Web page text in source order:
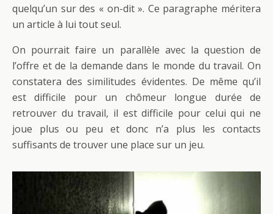
quelqu’un sur des « on-dit ». Ce paragraphe méritera
un article à lui tout seul.
On pourrait faire un parallèle avec la question de
l’offre et de la demande dans le monde du travail. On
constatera des similitudes évidentes. De même qu’il
est difficile pour un chômeur longue durée de
retrouver du travail, il est difficile pour celui qui ne
joue plus ou peu et donc n’a plus les contacts
suffisants de trouver une place sur un jeu.